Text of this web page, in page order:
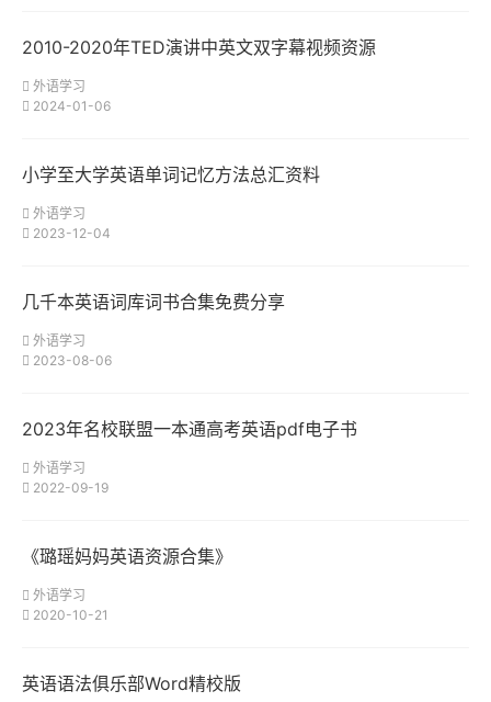
2010-2020年TED演讲中英文双字幕视频资源
外语学习
2024-01-06
小学至大学英语单词记忆方法总汇资料
外语学习
2023-12-04
几千本英语词库词书合集免费分享
外语学习
2023-08-06
2023年名校联盟一本通高考英语pdf电子书
外语学习
2022-09-19
《璐瑶妈妈英语资源合集》
外语学习
2020-10-21
英语语法俱乐部Word精校版